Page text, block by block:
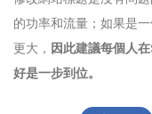
的功率和流量；如果是
更大， 因此建議每個人
好是一步到位。